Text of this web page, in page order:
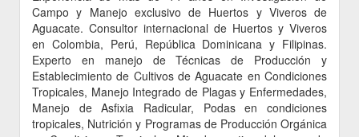
Campo y Manejo exclusivo de Huertos y Viveros de
Aguacate. Consultor internacional de Huertos y Viveros
en Colombia, Perú, República Dominicana y Filipinas.
Experto en manejo de Técnicas de Producción y
Establecimiento de Cultivos de Aguacate en Condiciones
Tropicales, Manejo Integrado de Plagas y Enfermedades,
Manejo de Asfixia Radicular, Podas en condiciones
tropicales, Nutrición y Programas de Producción Orgánica